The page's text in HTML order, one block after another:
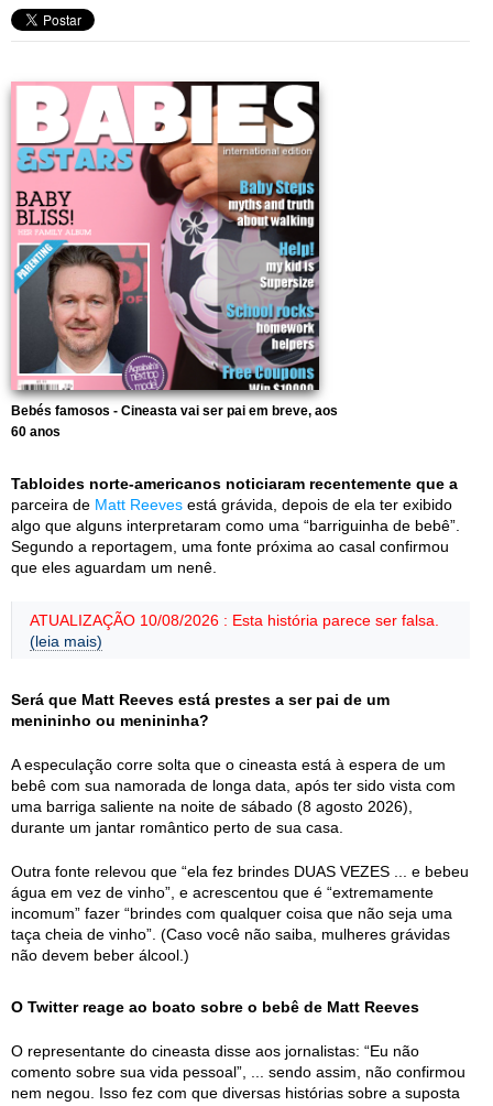
Bebés famosos - Cineasta vai ser pai em breve, aos
60 anos
Tabloides norte-americanos noticiaram recentemente que a
parceira de Matt Reeves está grávida, depois de ela ter exibido
algo que alguns interpretaram como uma “barriguinha de bebê”.
Segundo a reportagem, uma fonte próxima ao casal confirmou
que eles aguardam um nenê.
ATUALIZAÇÃO 10/08/2026 : Esta história parece ser falsa.
(leia mais)
Será que Matt Reeves está prestes a ser pai de um
menininho ou menininha?
A especulação corre solta que o cineasta está à espera de um
bebê com sua namorada de longa data, após ter sido vista com
uma barriga saliente na noite de sábado (8 agosto 2026),
durante um jantar romântico perto de sua casa.
Outra fonte relevou que “ela fez brindes DUAS VEZES ... e bebeu
água em vez de vinho”, e acrescentou que é “extremamente
incomum” fazer “brindes com qualquer coisa que não seja uma
taça cheia de vinho”. (Caso você não saiba, mulheres grávidas
não devem beber álcool.)
O Twitter reage ao boato sobre o bebê de Matt Reeves
O representante do cineasta disse aos jornalistas: “Eu não
comento sobre sua vida pessoal”, ... sendo assim, não confirmou
nem negou. Isso fez com que diversas histórias sobre a suposta